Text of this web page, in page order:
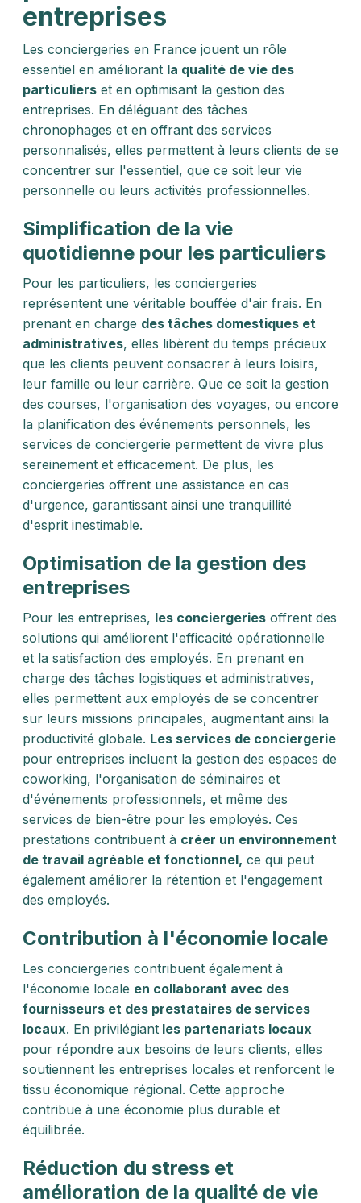
entreprises
Les conciergeries en France jouent un rôle
essentiel en améliorant la qualité de vie des
particuliers et en optimisant la gestion des
entreprises. En déléguant des tâches
chronophages et en offrant des services
personnalisés, elles permettent à leurs clients de se
concentrer sur l'essentiel, que ce soit leur vie
personnelle ou leurs activités professionnelles.
Simplification de la vie
quotidienne pour les particuliers
Pour les particuliers, les conciergeries
représentent une véritable bouffée d'air frais. En
prenant en charge des tâches domestiques et
administratives, elles libèrent du temps précieux
que les clients peuvent consacrer à leurs loisirs,
leur famille ou leur carrière. Que ce soit la gestion
des courses, l'organisation des voyages, ou encore
la planification des événements personnels, les
services de conciergerie permettent de vivre plus
sereinement et efficacement. De plus, les
conciergeries offrent une assistance en cas
d'urgence, garantissant ainsi une tranquillité
d'esprit inestimable.
Optimisation de la gestion des
entreprises
Pour les entreprises, les conciergeries offrent des
solutions qui améliorent l'efficacité opérationnelle
et la satisfaction des employés. En prenant en
charge des tâches logistiques et administratives,
elles permettent aux employés de se concentrer
sur leurs missions principales, augmentant ainsi la
productivité globale. Les services de conciergerie
pour entreprises incluent la gestion des espaces de
coworking, l'organisation de séminaires et
d'événements professionnels, et même des
services de bien-être pour les employés. Ces
prestations contribuent à créer un environnement
de travail agréable et fonctionnel, ce qui peut
également améliorer la rétention et l'engagement
des employés.
Contribution à l'économie locale
Les conciergeries contribuent également à
l'économie locale en collaborant avec des
fournisseurs et des prestataires de services
locaux. En privilégiant les partenariats locaux
pour répondre aux besoins de leurs clients, elles
soutiennent les entreprises locales et renforcent le
tissu économique régional. Cette approche
contribue à une économie plus durable et
équilibrée.
Réduction du stress et
amélioration de la qualité de vie